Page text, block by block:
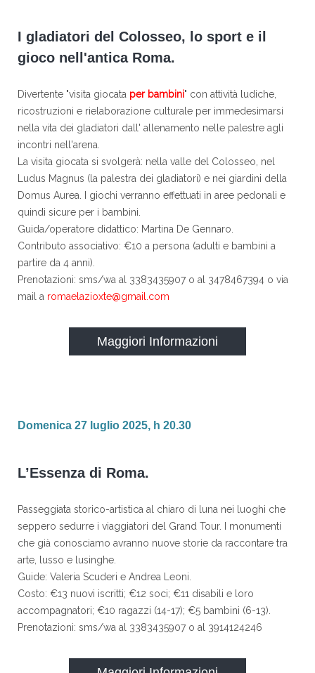
I gladiatori del Colosseo, lo sport e il
gioco nell'antica Roma.
Divertente "visita giocata per bambini" con attività ludiche,
ricostruzioni e rielaborazione culturale per immedesimarsi
nella vita dei gladiatori dall' allenamento nelle palestre agli
incontri nell'arena.
La visita giocata si svolgerà: nella valle del Colosseo, nel
Ludus Magnus (la palestra dei gladiatori) e nei giardini della
Domus Aurea. I giochi verranno effettuati in aree pedonali e
quindi sicure per i bambini.
Guida/operatore didattico: Martina De Gennaro.
Contributo associativo: €10 a persona (adulti e bambini a
partire da 4 anni).
Prenotazioni: sms/wa al 3383435907 o al 3478467394 o via
mail a romaelazioxte@gmail.com
Maggiori Informazioni
Domenica 27 luglio 2025, h 20.30
L’Essenza di Roma.
Passeggiata storico-artistica al chiaro di luna nei luoghi che
seppero sedurre i viaggiatori del Grand Tour. I monumenti
che già conosciamo avranno nuove storie da raccontare tra
arte, lusso e lusinghe.
Guide: Valeria Scuderi e Andrea Leoni.
Costo: €13 nuovi iscritti; €12 soci; €11 disabili e loro
accompagnatori; €10 ragazzi (14-17); €5 bambini (6-13).
Prenotazioni: sms/wa al 3383435907 o al 3914124246